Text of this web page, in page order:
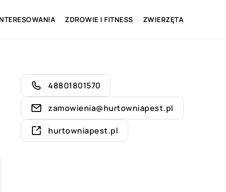
ZDROWIE I FITNESS ZWIERZĘTA
48801801570
zamowienia@hurtowniapest.pl
hurtowniapest.pl